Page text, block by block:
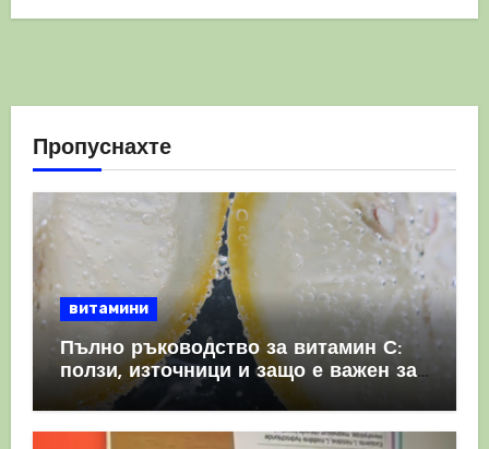
Пропуснахте
витамини
Пълно ръководство за витамин С:
ползи, източници и защо е важен за
имунната система